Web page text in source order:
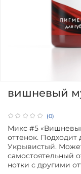
(0)
вишневый
Микс #5
оттенок. Подходит
Укрывистый.
самостоятельный
нотки с другими